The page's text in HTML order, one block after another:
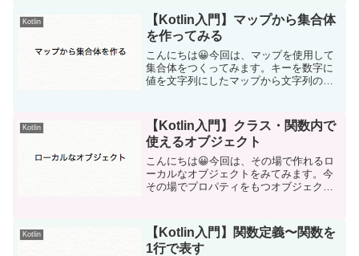
ムをデータの集まりとして記述するのを
オブジェクトと呼...
Kotlin
【Kotlin入門】マップから集合体
を作ってみる
こんにちは😀今回は、マップを使用して
集合体をつくってみます。キーを数字に
値を文字列にしたマップから文字列のリ
引数にもつgetNumber関数を作成しま
す。fu...
Kotlin
【Kotlin入門】クラス・関数内で
使えるオブジェクト
こんにちは😀今回は、その場で作れるロ
ーカルなオブジェクトをみてみます。今
その場でプロパティをもつオブジェクト
です。main関数の中に定義してみましょ
う。３〜６行目がその...
Kotlin
【Kotlin入門】関数定義〜関数を
1行で表す